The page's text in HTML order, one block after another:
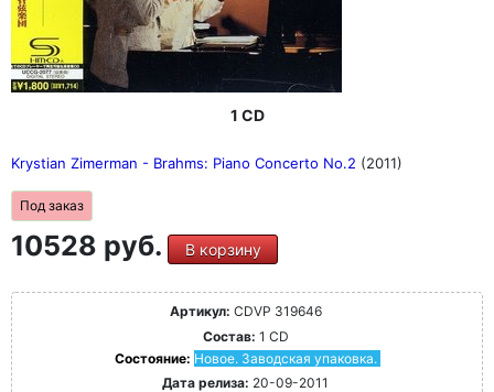
1 CD
Krystian Zimerman - Brahms: Piano Concerto No.2 (2011)
Под заказ
10528 руб. В корзину
Артикул: CDVP 319646
Состав: 1 CD
Состояние: Новое. Заводская упаковка.
Дата релиза: 20-09-2011